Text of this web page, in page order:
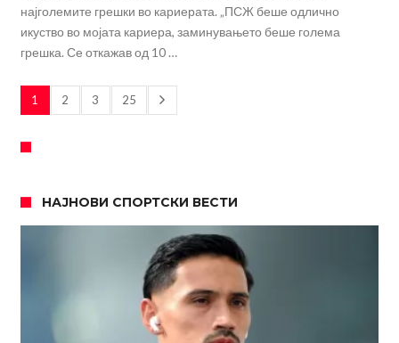
најголемите грешки во кариерата. „ПСЖ беше одлично
икуство во мојата кариера, заминувањето беше голема
грешка. Се откажав од 10 …
1 2 3 25
НАЈНОВИ СПОРТСКИ ВЕСТИ